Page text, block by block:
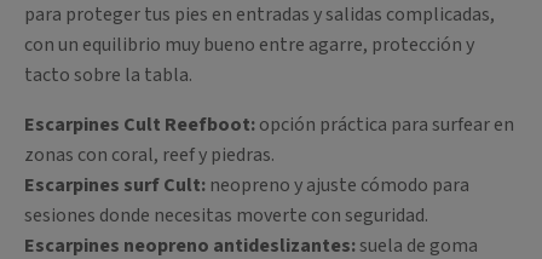
para proteger tus pies en entradas y salidas complicadas,
con un equilibrio muy bueno entre agarre, protección y
tacto sobre la tabla.
Escarpines Cult Reefboot:opción práctica para surfear en
zonas con coral, reef y piedras.
Escarpines surf Cult: neopreno y ajuste cómodo para
sesiones donde necesitas moverte con seguridad.
Escarpines neopreno antideslizantes:suela de goma